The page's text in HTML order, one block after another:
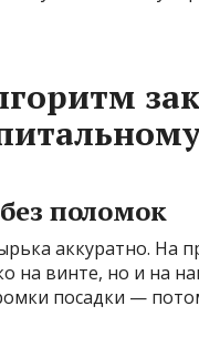
поломок
аккуратно. На
на винте, но и на
посадки —